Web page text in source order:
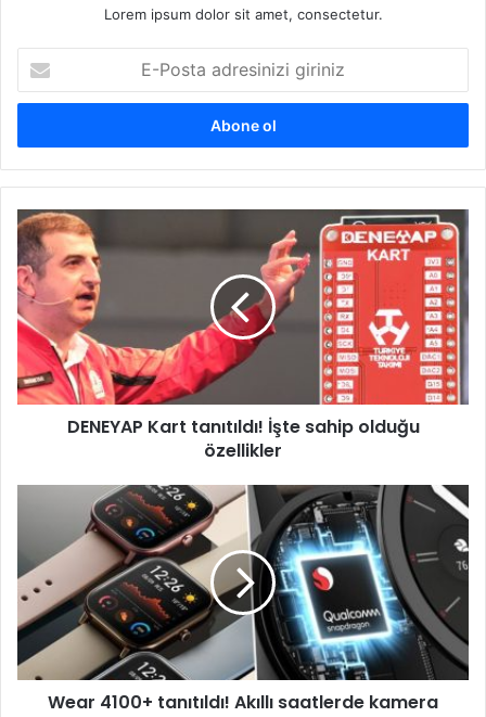
Lorem ipsum dolor sit amet, consectetur.
Posta
adresinizi
DENEYAP
Kart
tanıtıldı!
İşte
sahip
olduğu
özellikler
DENEYAP Kart tanıtıldı! İşte sahip olduğu
özellikler
Akıllı
saatlerde
kamera
dönemi!
Wear 4100+ tanıtıldı! Akıllı saatlerde kamera